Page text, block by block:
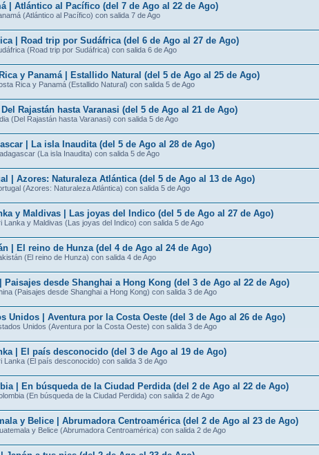
| Atlántico al Pacífico (del 7 de Ago al 22 de Ago)
(Atlántico al Pacífico) con salida 7 de Ago
| Road trip por Sudáfrica (del 6 de Ago al 27 de Ago)
(Road trip por Sudáfrica) con salida 6 de Ago
y Panamá | Estallido Natural (del 5 de Ago al 25 de Ago)
Rica y Panamá (Estallido Natural) con salida 5 de Ago
Rajastán hasta Varanasi (del 5 de Ago al 21 de Ago)
(Del Rajastán hasta Varanasi) con salida 5 de Ago
| La isla Inaudita (del 5 de Ago al 28 de Ago)
(La isla Inaudita) con salida 5 de Ago
| Azores: Naturaleza Atlántica (del 5 de Ago al 13 de Ago)
(Azores: Naturaleza Atlántica) con salida 5 de Ago
y Maldivas | Las joyas del Indico (del 5 de Ago al 27 de Ago)
Lanka y Maldivas (Las joyas del Indico) con salida 5 de Ago
| El reino de Hunza (del 4 de Ago al 24 de Ago)
(El reino de Hunza) con salida 4 de Ago
Paisajes desde Shanghai a Hong Kong (del 3 de Ago al 22 de Ago)
(Paisajes desde Shanghai a Hong Kong) con salida 3 de Ago
Unidos | Aventura por la Costa Oeste (del 3 de Ago al 26 de Ago)
Unidos (Aventura por la Costa Oeste) con salida 3 de Ago
| El país desconocido (del 3 de Ago al 19 de Ago)
Lanka (El país desconocido) con salida 3 de Ago
| En búsqueda de la Ciudad Perdida (del 2 de Ago al 22 de Ago)
(En búsqueda de la Ciudad Perdida) con salida 2 de Ago
y Belice | Abrumadora Centroamérica (del 2 de Ago al 23 de Ago)
y Belice (Abrumadora Centroamérica) con salida 2 de Ago